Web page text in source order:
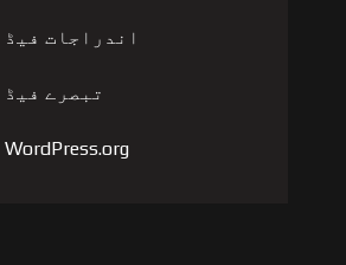
اندراجات فیڈ
تبصرے فیڈ
WordPress.org